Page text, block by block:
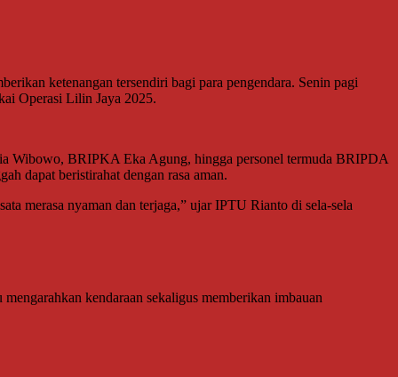
ketenangan tersendiri bagi para pengendara. Senin pagi
Operasi Lilin Jaya 2025.
Wibowo, BRIPKA Eka Agung, hingga personel termuda BRIPDA
dapat beristirahat dengan rasa aman.
merasa nyaman dan terjaga,” ujar IPTU Rianto di sela-sela
kendaraan sekaligus memberikan imbauan